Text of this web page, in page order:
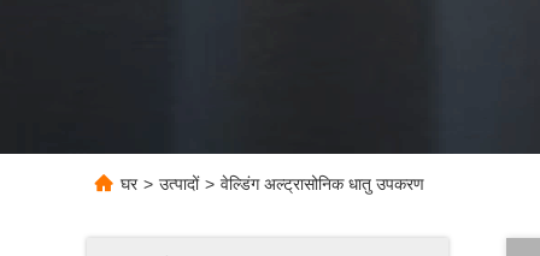
घर > उत्पादों > वेल्डिंग अल्ट्रासोनिक धातु उपकरण